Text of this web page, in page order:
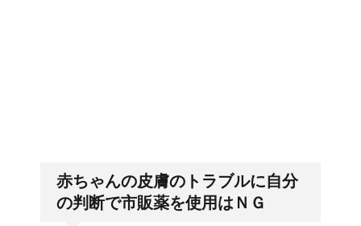
副交感神経が優位だと、
気管支はどうなるの？
赤ちゃんの皮膚のトラブルに自分
の判断で市販薬を使用はＮＧ